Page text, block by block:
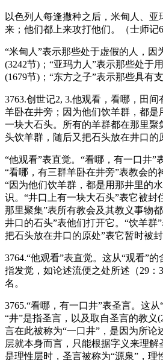
以色列人每逢撒种之后，米甸人、亚
来；他们都上来攻打他们。（士师记
“米甸人”表示那些处于虚假的人，因
(3242节)；“亚玛力人”表示那些处于
(1679节)；“东方之子”表示那些具有
3763.创世记2, 3.他观看，看哪，田
羊卧在井旁；因为他们饮羊群，都是
一块大石头。所有的羊群都在那里聚
头饮羊群，随后又把石头放在井口的
“他观看”表直觉。“看哪，有一口井”
“看哪，有三群羊卧在井旁”表教会的
“因为他们饮羊群，都是用那井里的
识。“井口上有一块大石头”表它被封
那里聚集”表所有教会及其教义事物
井口的石头”表他们打开它。“饮羊群
把石头放在井口的原处”表它暂时被封
3764.“他观看”表直觉。这从“观看”
指发觉，如论述流便之处所述（29：
名。
3765.“看哪，有一口井”表圣言。这从
“井”是指圣言，以及取自圣言的教义
言在此被称为“一口井”，是因为所论
层就本身而言，只能根据字义来理解
是理性层时，圣言被称为“源泉”，理